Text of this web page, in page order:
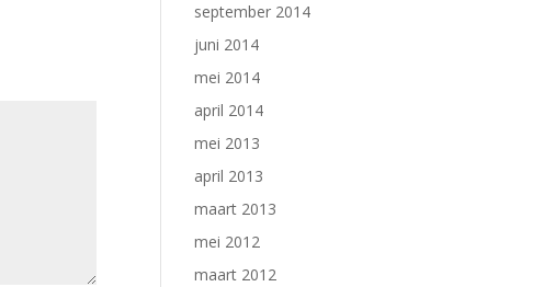
september 2014
juni 2014
mei 2014
april 2014
mei 2013
april 2013
maart 2013
mei 2012
maart 2012